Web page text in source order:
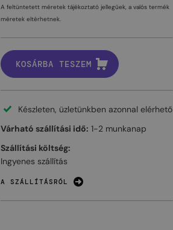
A feltüntetett méretek tájékoztató jellegűek, a valós termék
méretek eltérhetnek.
KOSÁRBA TESZEM
Készleten, üzletünkben azonnal elérhető
Várható szállítási idő: 1-2 munkanap
Szállítási költség:
Ingyenes szállítás
A SZÁLLÍTÁSRÓL